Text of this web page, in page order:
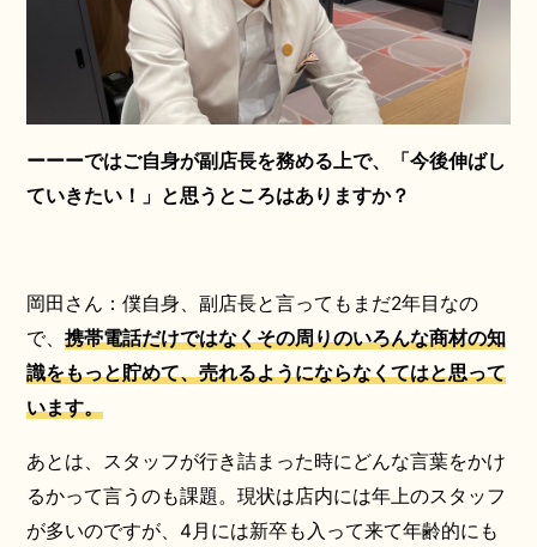
ーーーではご自身が副店長を務める上で、「今後伸ばし
ていきたい！」と思うところはありますか？
岡田さん：僕自身、副店長と言ってもまだ2年目なの
で、 携帯電話だけではなくその周りのいろんな商材の知
識をもっと貯めて、売れるようにならなくてはと思って
います。
あとは、スタッフが行き詰まった時にどんな言葉をかけ
るかって言うのも課題。現状は店内には年上のスタッフ
が多いのですが、4月には新卒も入って来て年齢的にも